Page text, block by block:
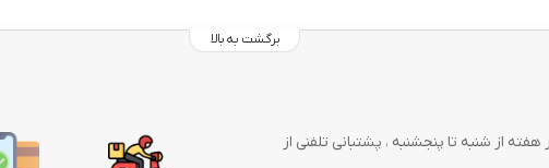
برگشت به بالا
و پاسخ دهی 6 روز در هفته از شنبه تا پنجشنبه ، پشتبانی تلفنی از